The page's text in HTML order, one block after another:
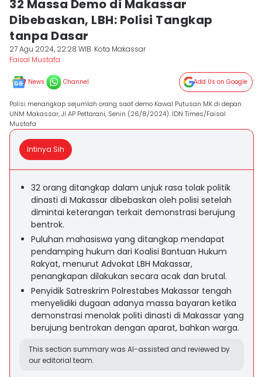
32 Massa Demo di Makassar
Dibebaskan, LBH: Polisi Tangkap
tanpa Dasar
27 Agu 2024, 22:28 WIB Kota Makassar
Faisal Mustafa
News Channel Add Us on Google
Polisi menangkap sejumlah orang saat demo Kawal Putusan MK di depan
UNM Makassar, Jl AP Pettarani, Senin (26/8/2024). IDN Times/Faisal
Mustafa
Intinya Sih
32 orang ditangkap dalam unjuk rasa tolak politik
dinasti di Makassar dibebaskan oleh polisi setelah
dimintai keterangan terkait demonstrasi berujung
bentrok.
Puluhan mahasiswa yang ditangkap mendapat
pendamping hukum dari Koalisi Bantuan Hukum
Rakyat, menurut Advokat LBH Makassar,
penangkapan dilakukan secara acak dan brutal.
Penyidik Satreskrim Polrestabes Makassar tengah
menyelidiki dugaan adanya massa bayaran ketika
demonstrasi menolak politi dinasti di Makassar yang
berujung bentrokan dengan aparat, bahkan warga.
This section summary was AI-assisted and reviewed by
our editorial team.